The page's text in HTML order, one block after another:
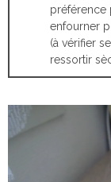
préférence
enfourner
(à vérifier
ressortir